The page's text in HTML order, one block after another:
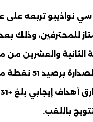
نواذيبو تربعه على
للمحترفين، وذلك
2026، إذ يحتل
باللقب.